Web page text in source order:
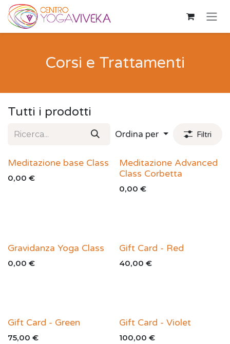
Passa al contenuto
Corsi e Trattamenti
Tutti i prodotti
Ordina per Filtri
Meditazione base Class
0,00 €
Meditazione Advanced
Class Corbetta
0,00 €
Gravidanza Yoga Class
0,00 €
Gift Card - Red
40,00 €
Gift Card - Green
75,00 €
Gift Card - Violet
100,00 €